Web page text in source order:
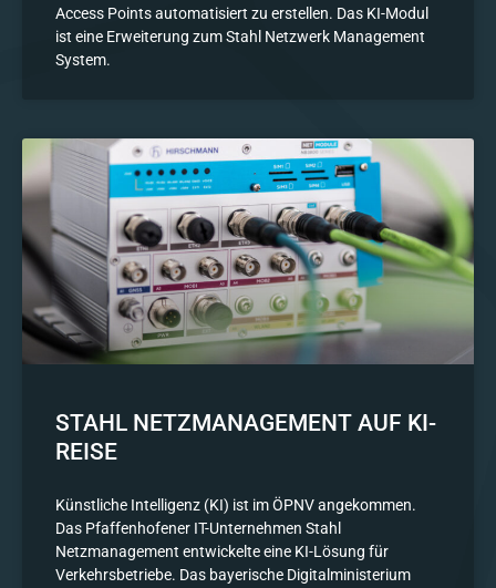
Access Points automatisiert zu erstellen. Das KI-Modul
ist eine Erweiterung zum Stahl Netzwerk Management
System.
STAHL NETZMANAGEMENT AUF KI-
REISE
Künstliche Intelligenz (KI) ist im ÖPNV angekommen.
Das Pfaffenhofener IT-Unternehmen Stahl
Netzmanagement entwickelte eine KI-Lösung für
Verkehrsbetriebe. Das bayerische Digitalministerium